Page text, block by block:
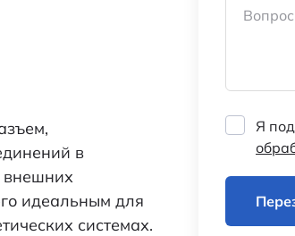
22
в
внешних
идеальным для
системах.
Вопрос
Я